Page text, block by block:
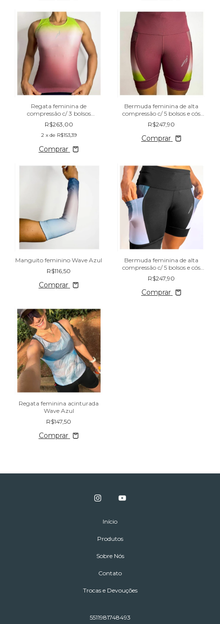
Regata feminina de
compressão c/ 3 bolsos
traseiros Wave Rosa Seco
R$263,00
2 x de R$153,39
Comprar
Bermuda feminina de alta
compressão c/ 5 bolsos e cós
alto Wave Rosa Seco
R$247,90
Comprar
Manguito feminino Wave Azul
R$116,50
Comprar
Bermuda feminina de alta
compressão c/ 5 bolsos e cós
alto Wave Azul
R$247,90
Comprar
Regata feminina acinturada
Wave Azul
R$147,50
Comprar
Início
Produtos
Sobre Nós
Contato
Trocas e Devouções
5511981748493